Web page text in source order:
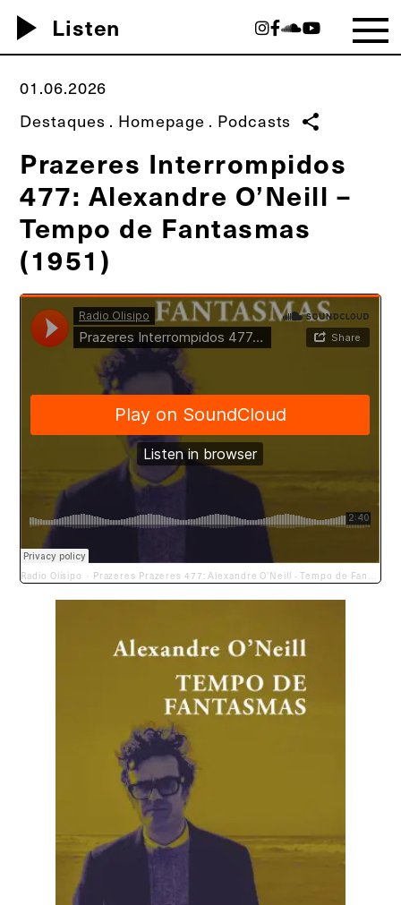
play_arrow Listen
01.06.2026
Destaques . Homepage . Podcasts share
Prazeres Interrompidos
477: Alexandre O’Neill –
Tempo de Fantasmas
(1951)
Radio Olisipo · Prazeres Prazeres 477: Alexandre O'Neill - Tempo de Fantasmas (1951)